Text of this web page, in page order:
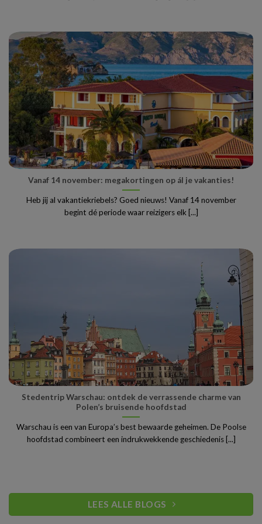
Vanaf 14 november: megakortingen op ál je vakanties!
Heb jij al vakantiekriebels? Goed nieuws! Vanaf 14 november
begint dé periode waar reizigers elk [...]
Stedentrip Warschau: ontdek de verrassende charme van
Polen’s bruisende hoofdstad
Warschau is een van Europa’s best bewaarde geheimen. De Poolse
hoofdstad combineert een indrukwekkende geschiedenis [...]
LEES ALLE BLOGS